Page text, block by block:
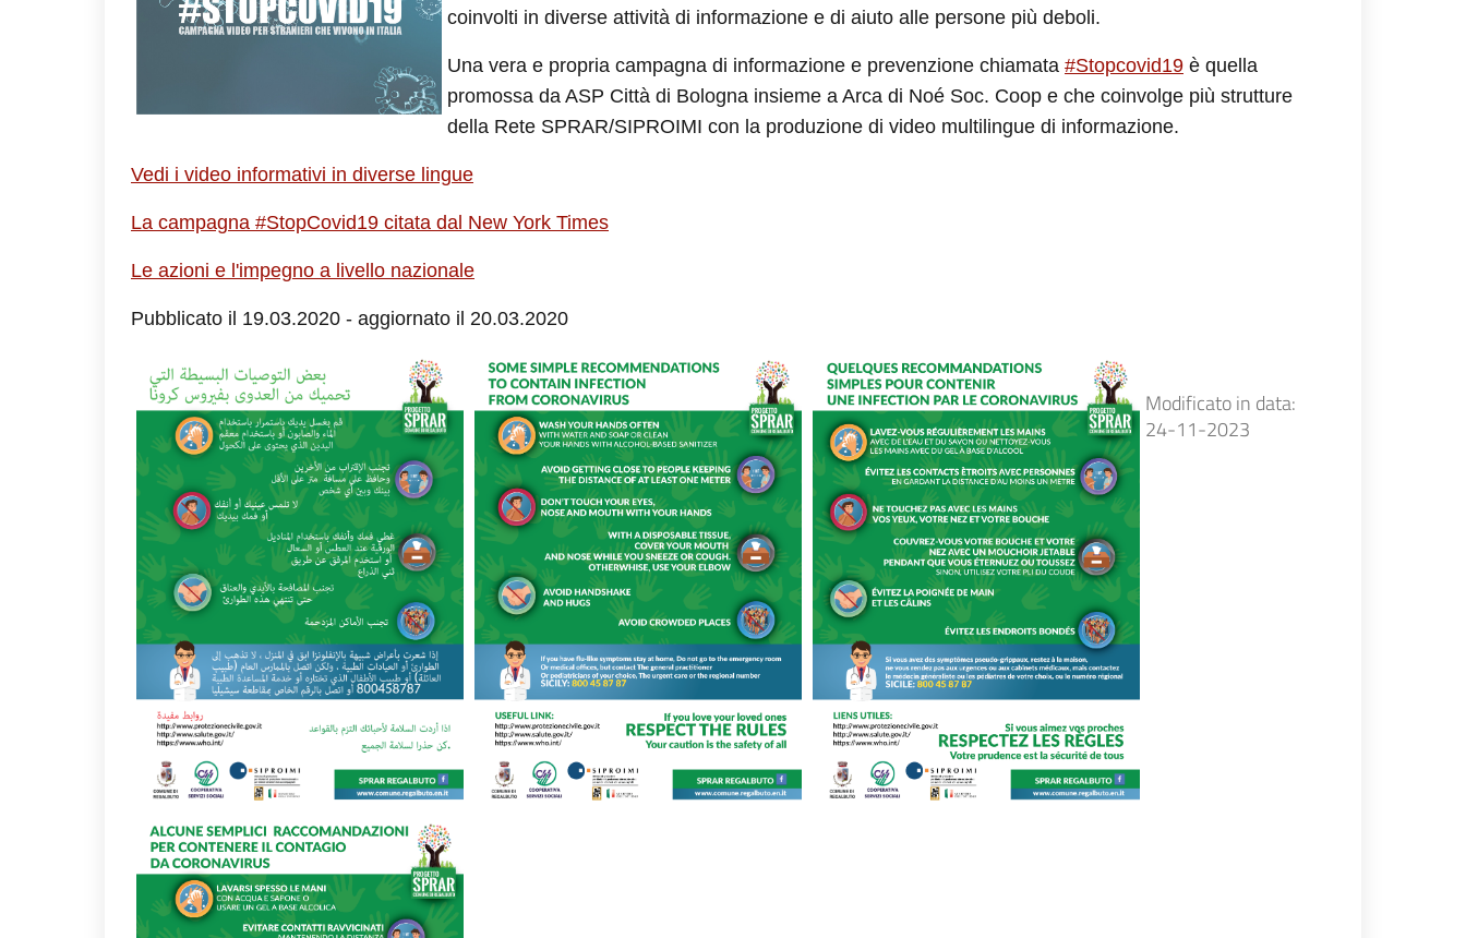
coinvolti in diverse attività di informazione e di aiuto alle persone più deboli.
Una vera e propria campagna di informazione e prevenzione chiamata #Stopcovid19 è quella
promossa da ASP Città di Bologna insieme a Arca di Noé Soc. Coop e che coinvolge più strutture
della Rete SPRAR/SIPROIMI con la produzione di video multilingue di informazione.
Vedi i video informativi in diverse lingue
La campagna #StopCovid19 citata dal New York Times
Le azioni e l'impegno a livello nazionale
Pubblicato il 19.03.2020 - aggiornato il 20.03.2020
Modificato in data:
24-11-2023